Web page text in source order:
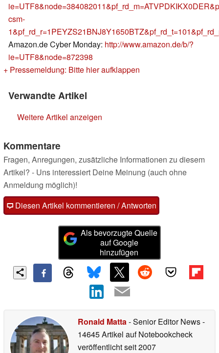
csm-
Amazon.de Cyber Monday: http://www.amazon.de/b/?
ie=UTF8&node=872398
+ Pressemeldung: Bitte hier aufklappen
Verwandte Artikel
Weitere Artikel anzeigen
Kommentare
Fragen, Anregungen, zusätzliche Informationen zu diesem
Artikel? - Uns interessiert Deine Meinung (auch ohne
Anmeldung möglich)!
Diesen Artikel kommentieren / Antworten
Als bevorzugte Quelle
auf Google
hinzufügen
Ronald Matta- Senior Editor News-
14645 Artikel auf Notebookcheck
veröffentlichtseit 2007